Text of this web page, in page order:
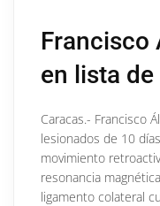
Francisco
en lista
Caracas.- Francisco
lesionados de 10
movimiento
resonancia
ligamento colateral